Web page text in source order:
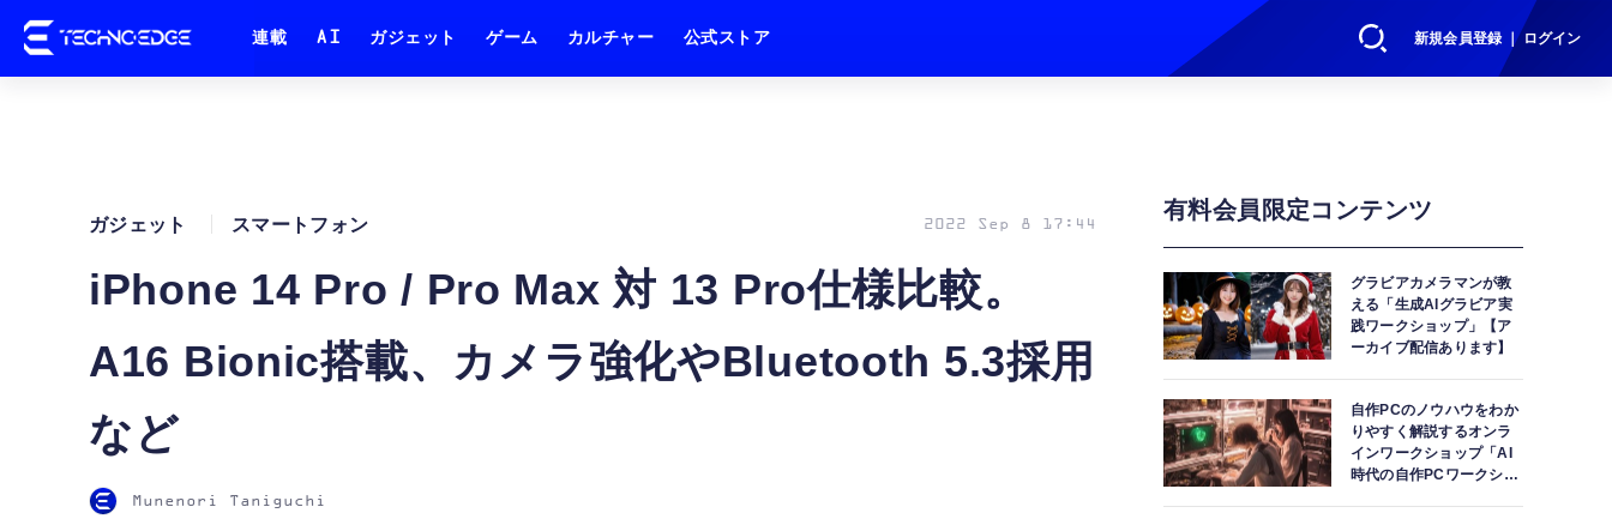
新規会員登録 ｜ ログイン
連載 AI ガジェット ゲーム カルチャー 公式ストア
iPhone 14 Pro / Pro Max 対 13 Pro仕様比較。
A16 Bionic搭載、カメラ強化やBluetooth 5.3採用
など
ガジェット スマートフォン 2022 Sep 8 17:44
Munenori Taniguchi
有料会員限定コンテンツ
グラビアカメラマンが教
える「生成AIグラビア実
践ワークショップ」【ア
ーカイブ配信あります】
自作PCのノウハウをわか
りやすく解説するオンラ
インワークショップ「AI
時代の自作PCワークショ